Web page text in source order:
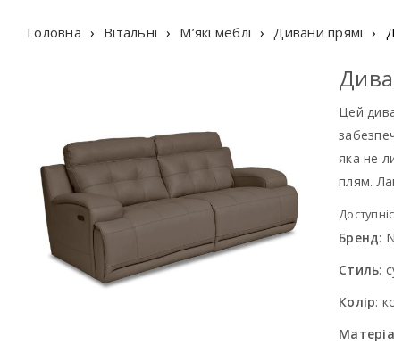
Головна › Вітальні › М’які меблі › Дивани прямі ›
Цей
яка не
плям.
Бренд:
Стиль:
Колір: